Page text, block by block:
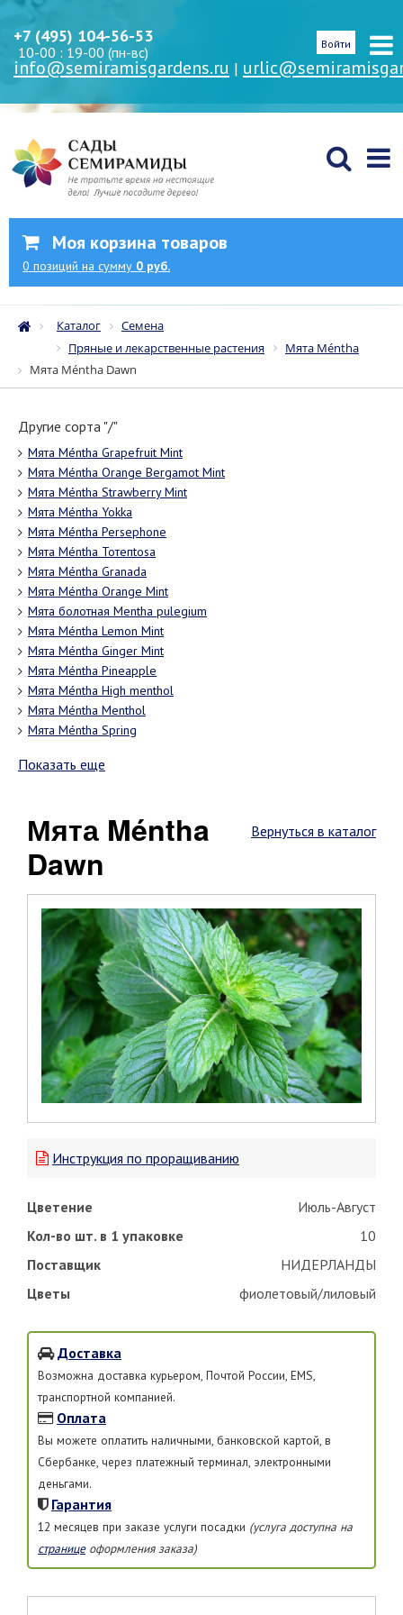
+7 (495) 104-56-53
10-00 : 19-00 (пн-вс)
info@semiramisgardens.ru |
Войти
Моя корзина товаров
0 позиций на сумму 0 руб.
Каталог
Семена
Пряные и лекарственные растения
Мята Méntha
Мята Méntha Dawn
Другие сорта "/"
Мята Méntha Grapefruit Mint
Мята Méntha Orange Bergamot Mint
Мята Méntha Strawberry Mint
Мята Méntha Yokka
Мята Méntha Persephone
Мята Méntha Тотепtosa
Мята Méntha Granada
Мята Méntha Orange Mint
Мята болотная Mentha pulegium
Мята Méntha Lemon Mint
Мята Méntha Ginger Mint
Мята Méntha Pineapple
Мята Méntha High menthol
Мята Méntha Menthol
Мята Méntha Spring
Показать еще
Вернуться в каталог
Мята Méntha
Dawn
Инструкция по проращиванию
Цветение
Июль-Август
Кол-во шт. в 1 упаковке
10
Поставщик
НИДЕРЛАНДЫ
Цветы
фиолетовый/лиловый
Доставка
Возможна доставка курьером, Почтой России, EMS,
транспортной компанией.
Оплата
Вы можете оплатить наличными, банковской картой, в
Сбербанке, через платежный терминал, электронными
деньгами.
Гарантия
12 месяцев при заказе услуги посадки (услуга доступна на
страницеоформления заказа)